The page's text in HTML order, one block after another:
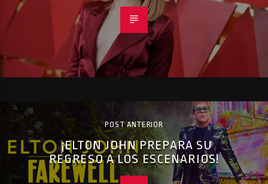
POST ANTERIOR
¡ELTON JOHN PREPARA SU
REGRESO A LOS ESCENARIOS!